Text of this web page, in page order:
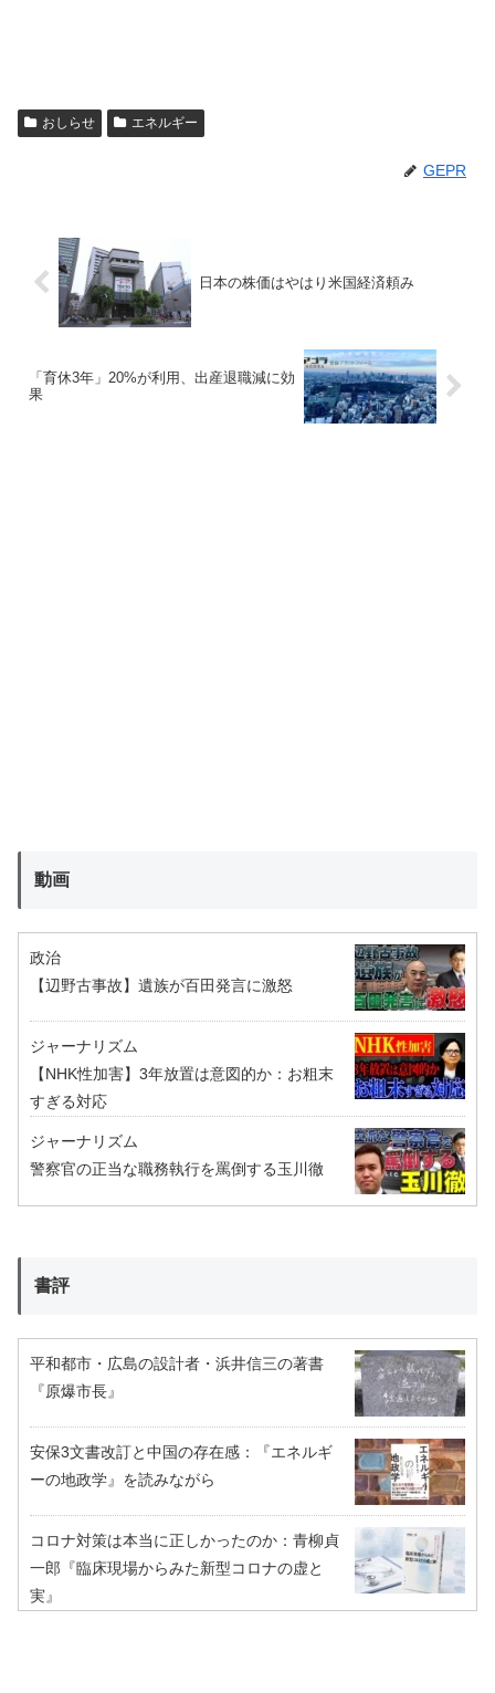
おしらせ エネルギー
GEPR
日本の株価はやはり米国経済頼み
「育休3年」20%が利用、出産退職減に効
果
動画
政治
【辺野古事故】遺族が百田発言に激怒
ジャーナリズム
【NHK性加害】3年放置は意図的か：お粗末
すぎる対応
ジャーナリズム
警察官の正当な職務執行を罵倒する玉川徹
書評
平和都市・広島の設計者・浜井信三の著書
『原爆市長』
安保3文書改訂と中国の存在感：『エネルギ
ーの地政学』を読みながら
コロナ対策は本当に正しかったのか：青柳貞
一郎『臨床現場からみた新型コロナの虚と
実』